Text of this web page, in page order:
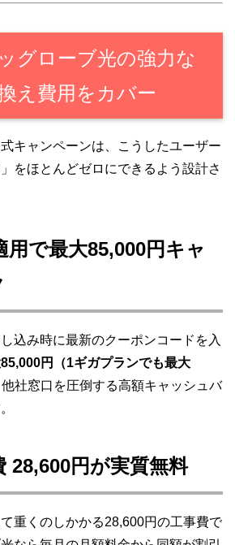
グローブ光の強力な
え費用をカバー
キャンペーンは、こうしたユーザー
をほとんどゼロにできるよう設計さ
で最大85,000円キャ
込み時に最新のクーポンコードを入
円（1ギガプランでも最大
社窓口を圧倒する高額キャッシュバ
円が実質無料
重くのしかかる28,600円の工事費で